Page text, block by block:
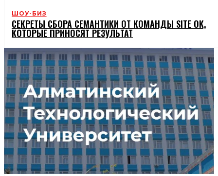
ШОУ-БИЗ
СЕКРЕТЫ СБОРА СЕМАНТИКИ ОТ КОМАНДЫ SITE OK,
КОТОРЫЕ ПРИНОСЯТ РЕЗУЛЬТАТ